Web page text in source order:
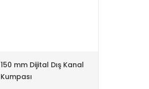
150 mm Dijital Dış Kanal
Kumpası